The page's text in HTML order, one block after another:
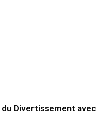
du Divertissement avec